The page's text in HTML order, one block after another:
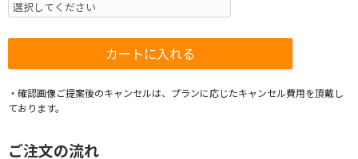
・確認画像ご提案後のキャンセルは、プランに応じたキャンセル費用を頂戴し
ております。
ご注文の流れ